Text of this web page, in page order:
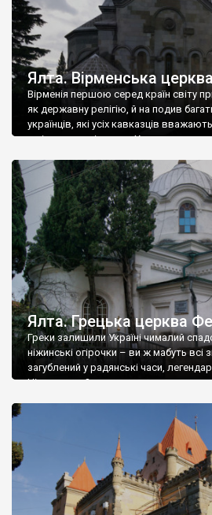
Ялта. Вірменська
Вірменія першою серед країн світу
як державну релігію, й на подив
українців, які усіх кавказців
є відданими вірянами Христа
Ялта. Грецька церква
Греки залишили Україні чималий
ніжинські огірочки – ви ж мабуть всі
загублений у радянські часи,
Ніжин греки?